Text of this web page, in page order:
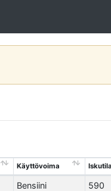
Käyttövoima
Bensiini 590